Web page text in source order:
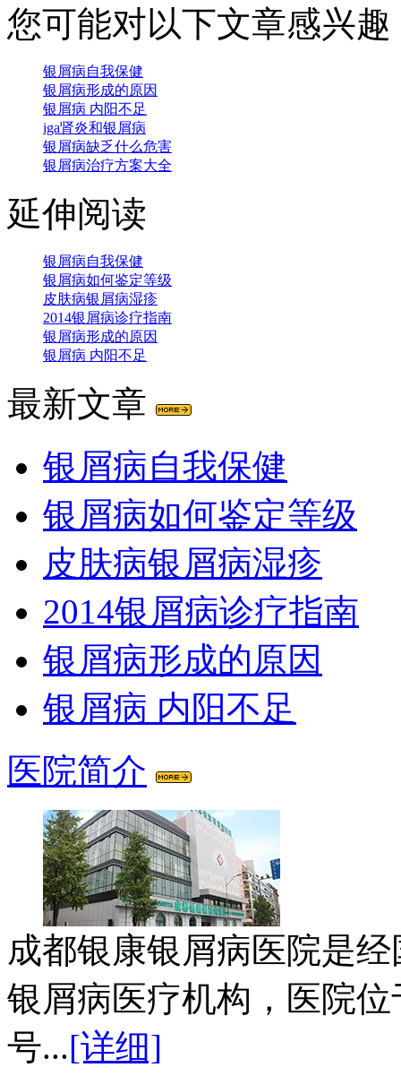
您可能对以下文章感兴趣
银屑病自我保健
银屑病形成的原因
银屑病 内阳不足
iga肾炎和银屑病
银屑病缺乏什么危害
银屑病治疗方案大全
延伸阅读
银屑病自我保健
银屑病如何鉴定等级
皮肤病银屑病湿疹
2014银屑病诊疗指南
银屑病形成的原因
银屑病 内阳不足
最新文章
银屑病自我保健
银屑病如何鉴定等级
皮肤病银屑病湿疹
2014银屑病诊疗指南
银屑病形成的原因
银屑病 内阳不足
医院简介
成都银康银屑病医院是
银屑病医疗机构，医院
号...[详细]